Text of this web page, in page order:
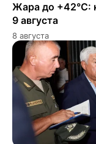
Жара до +42°C:
9 августа
8 августа